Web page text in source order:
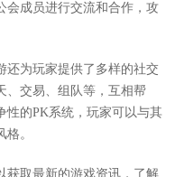
会成员进行交流和合作，攻
还为玩家提供了多样的社交
、交易、组队等，互相帮
性的PK系统，玩家可以与其
。
获取最新的游戏资讯，了解